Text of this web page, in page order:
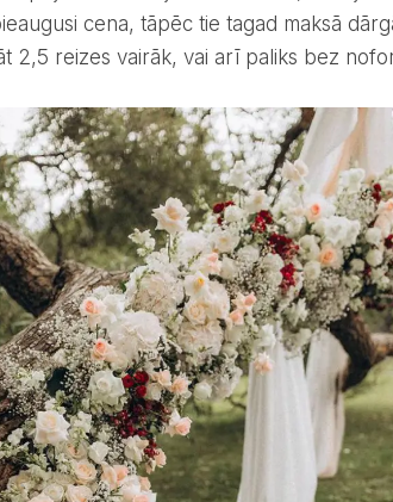
cena, tāpēc tie tagad maksā
2,5 reizes vairāk, vai arī paliks bez